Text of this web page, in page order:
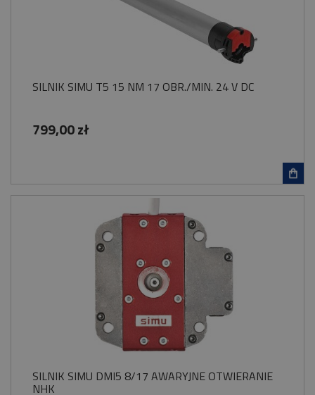
SILNIK SIMU T5 15 NM 17 OBR./MIN. 24 V DC
799,00 zł
SILNIK SIMU DMI5 8/17 AWARYJNE OTWIERANIE
NHK